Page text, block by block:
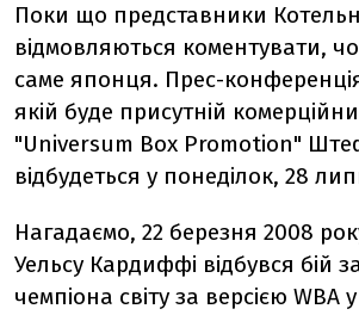
Поки що представники
відмовляються коментувати,
саме японця. Прес-
якій буде присутній
"Universum Box Promotion"
відбудеться у понеділок, 28
Нагадаємо, 22 березня 2008
Уельсу Кардиффі відбувся бій
чемпіона світу за версією WBA